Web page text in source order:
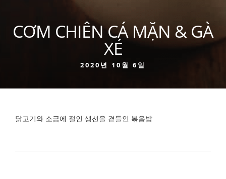
CƠM CHIÊN CÁ MẶN & GÀ
XÉ
2020년 10월 6일
닭고기와 소금에 절인 생선을 곁들인 볶음밥